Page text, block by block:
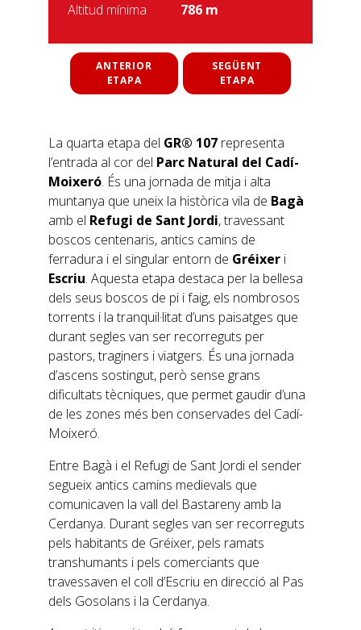
Altitud mínima
786 m
ANTERIOR
ETAPA
SEGÜENT
ETAPA
La quarta etapa del GR® 107 representa
l’entrada al cor del Parc Natural del Cadí-
Moixeró. És una jornada de mitja i alta
muntanya que uneix la històrica vila de Bagà
amb el Refugi de Sant Jordi, travessant
boscos centenaris, antics camins de
ferradura i el singular entorn de Gréixer i
Escriu. Aquesta etapa destaca per la bellesa
dels seus boscos de pi i faig, els nombrosos
torrents i la tranquil·litat d’uns paisatges que
durant segles van ser recorreguts per
pastors, traginers i viatgers. És una jornada
d’ascens sostingut, però sense grans
dificultats tècniques, que permet gaudir d’una
de les zones més ben conservades del Cadí-
Moixeró.
Entre Bagà i el Refugi de Sant Jordi el sender
segueix antics camins medievals que
comunicaven la vall del Bastareny amb la
Cerdanya. Durant segles van ser recorreguts
pels habitants de Gréixer, pels ramats
transhumants i pels comerciants que
travessaven el coll d’Escriu en direcció al Pas
dels Gosolans i la Cerdanya.